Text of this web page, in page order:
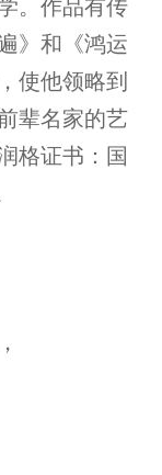
。作品有传
》和《鸿运
使他领略到
辈名家的艺
格证书：国